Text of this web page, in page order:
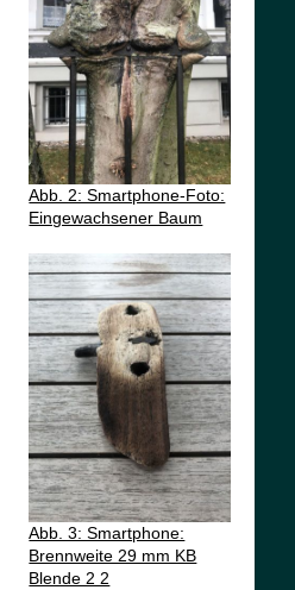
Abb. 2: Smartphone-Foto:
Eingewachsener Baum
Abb. 3: Smartphone:
Brennweite 29 mm KB
Blende 2 2